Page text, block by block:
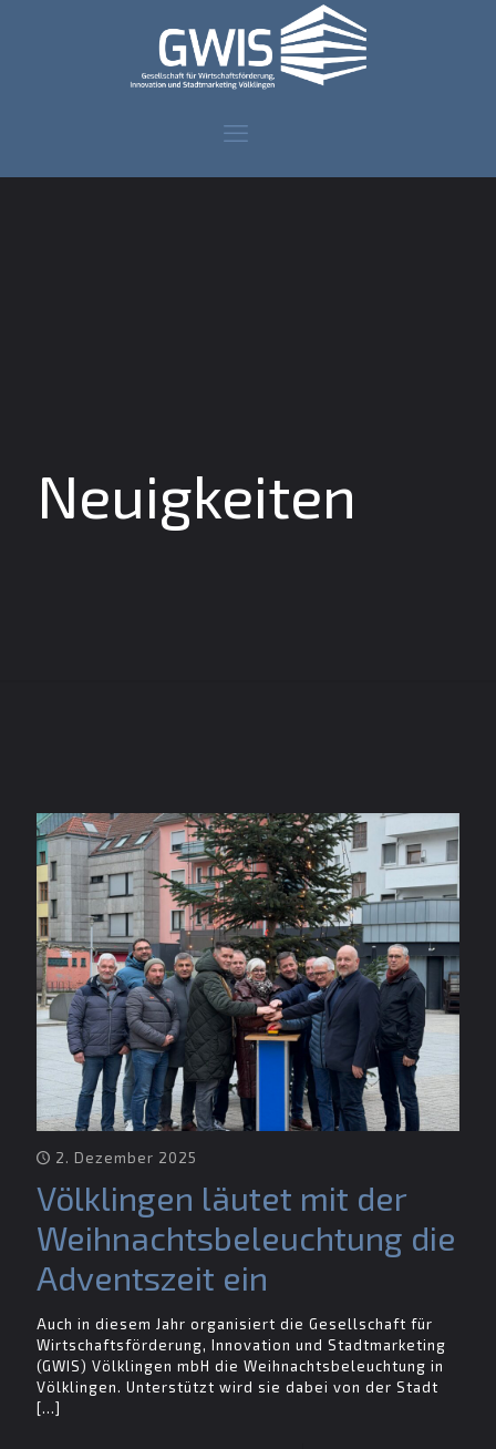
Neuigkeiten
2. Dezember 2025
Völklingen läutet mit der
Weihnachtsbeleuchtung die
Adventszeit ein
Auch in diesem Jahr organisiert die Gesellschaft für
Wirtschaftsförderung, Innovation und Stadtmarketing
(GWIS) Völklingen mbH die Weihnachtsbeleuchtung in
Völklingen. Unterstützt wird sie dabei von der Stadt
[…]